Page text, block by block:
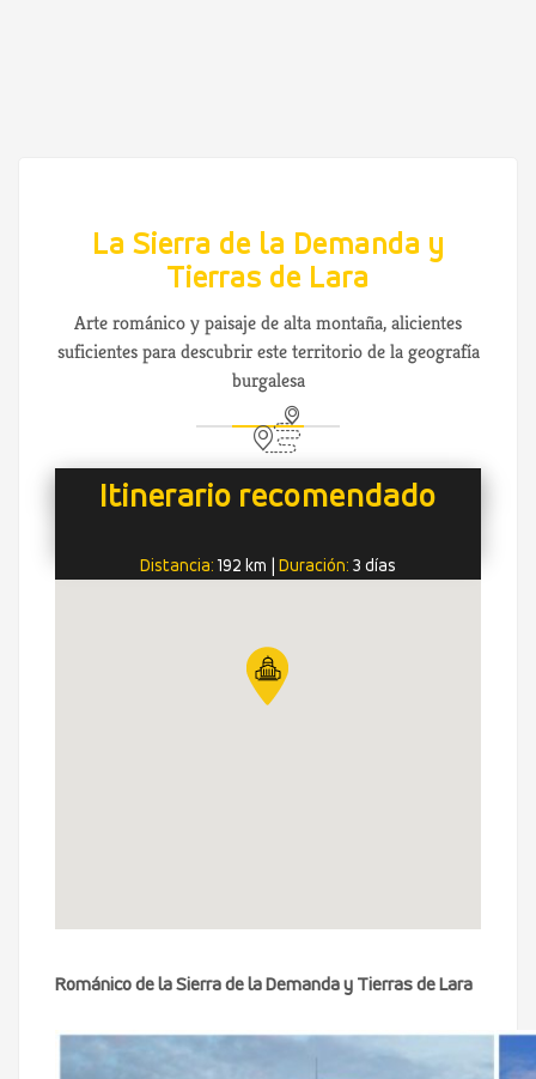
La Sierra de la Demanda y
Tierras de Lara
Arte románico y paisaje de alta montaña, alicientes
suficientes para descubrir este territorio de la geografía
burgalesa
Itinerario recomendado
Distancia: 192 km Duración: 3 días
Románico de la Sierra de la Demanda y Tierras de Lara